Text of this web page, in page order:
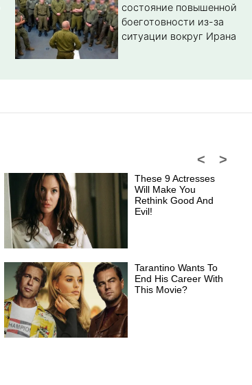
состояние повышенной
боеготовности из-за
ситуации вокруг Ирана
>
<
These 9 Actresses
Will Make You
Rethink Good And
Evil!
Tarantino Wants To
End His Career With
This Movie?